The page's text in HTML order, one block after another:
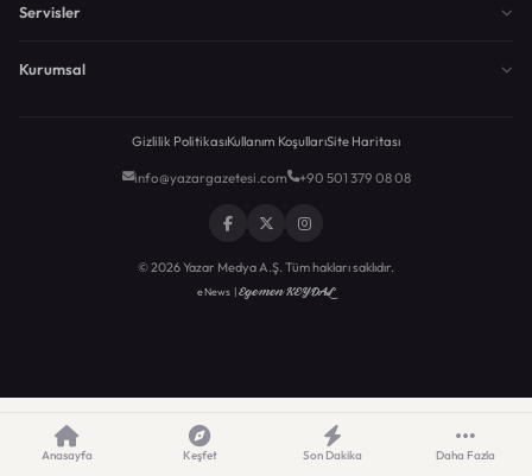
Servisler
Kurumsal
Gizlilik PolitikasıKullanım KoşullarıSite Haritası
info@yazargazetesi.com +90 501 379 08 08
© 2026 Yazar Medya A.Ş. Tüm hakları saklıdır.
eNews |Egemen KEYDAL
Anasayfa Keşfet Son Dakika Daha Fazla